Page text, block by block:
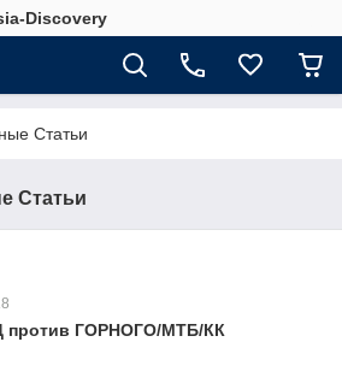
Discovery
Статьи
Статьи
против ГОРНОГО/МТБ/КК